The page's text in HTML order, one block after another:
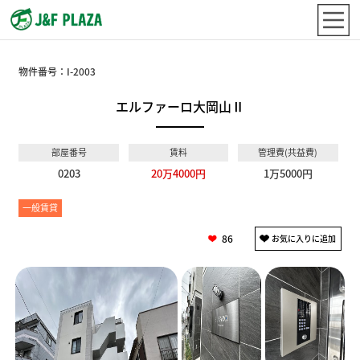
物件番号： I-2003
エルファーロ大岡山Ⅱ
部屋番号
0203
賃料
20万4000円
管理費(共益費)
1万5000円
一般賃貸
86